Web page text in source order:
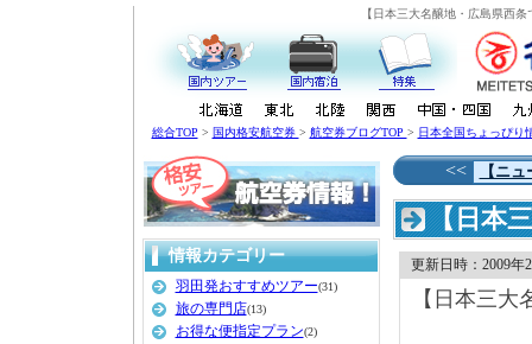
【日本三大名醸地・広島県西
総合TOP > 国内格安航空券 > 航空券ブログTOP > 日本全国ちょっぴり
情報カテゴリー
羽田発おすすめツアー(31)
旅の専門店(13)
お得な便指定プラン(2)
<< 【ニ
【日本
更新日時：2009年
【日本三